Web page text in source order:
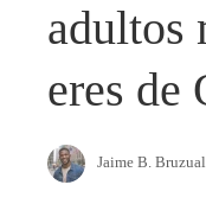
adultos
eres de
Jaime B. Bruzual